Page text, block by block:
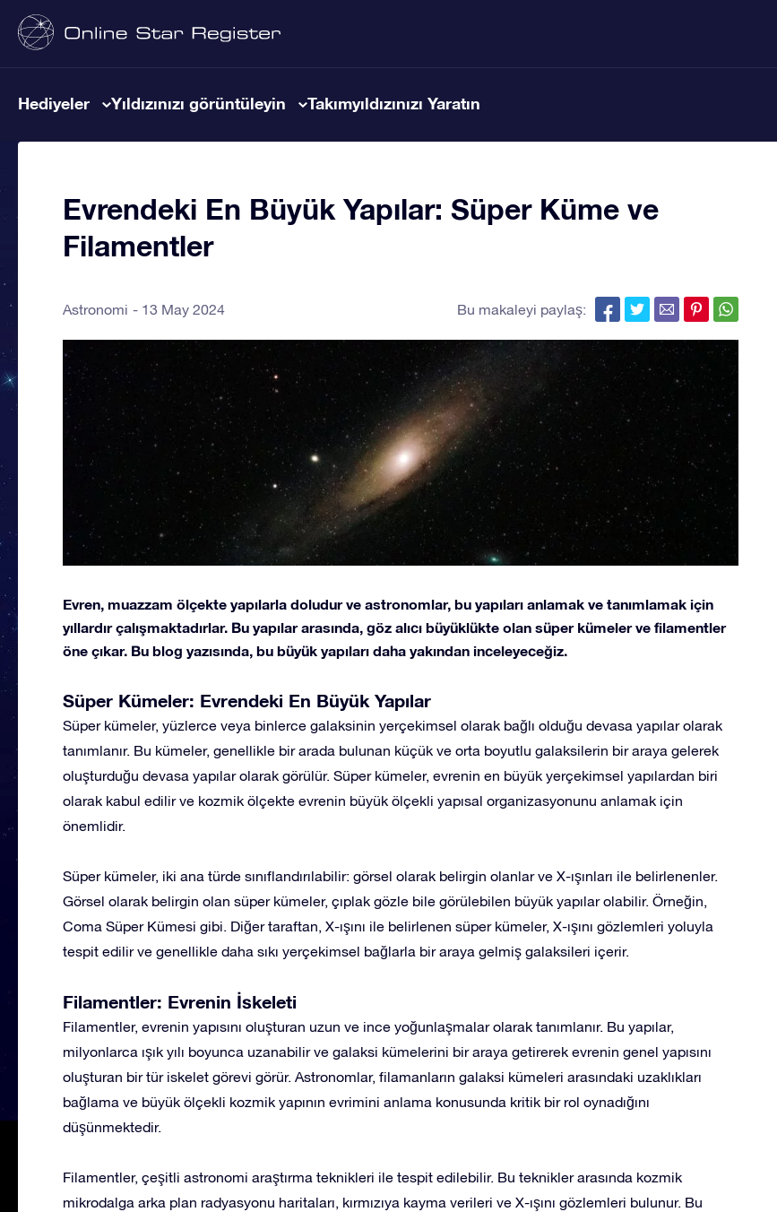
Hediyeler Yıldızınızı görüntüleyin Takımyıldızınızı Yaratın
Evrendeki En Büyük Yapılar: Süper Küme ve
Filamentler
Astronomi 13 May 2024 Bu makaleyi paylaş:
Evren, muazzam ölçekte yapılarla doludur ve astronomlar, bu yapıları anlamak ve tanımlamak için
yıllardır çalışmaktadırlar. Bu yapılar arasında, göz alıcı büyüklükte olan süper kümeler ve filamentler
öne çıkar. Bu blog yazısında, bu büyük yapıları daha yakından inceleyeceğiz.
Süper Kümeler: Evrendeki En Büyük Yapılar
Süper kümeler, yüzlerce veya binlerce galaksinin yerçekimsel olarak bağlı olduğu devasa yapılar olarak
tanımlanır. Bu kümeler, genellikle bir arada bulunan küçük ve orta boyutlu galaksilerin bir araya gelerek
oluşturduğu devasa yapılar olarak görülür. Süper kümeler, evrenin en büyük yerçekimsel yapılardan biri
olarak kabul edilir ve kozmik ölçekte evrenin büyük ölçekli yapısal organizasyonunu anlamak için
önemlidir.
Süper kümeler, iki ana türde sınıflandırılabilir: görsel olarak belirgin olanlar ve X-ışınları ile belirlenenler.
Görsel olarak belirgin olan süper kümeler, çıplak gözle bile görülebilen büyük yapılar olabilir. Örneğin,
Coma Süper Kümesi gibi. Diğer taraftan, X-ışını ile belirlenen süper kümeler, X-ışını gözlemleri yoluyla
tespit edilir ve genellikle daha sıkı yerçekimsel bağlarla bir araya gelmiş galaksileri içerir.
Filamentler: Evrenin İskeleti
Filamentler, evrenin yapısını oluşturan uzun ve ince yoğunlaşmalar olarak tanımlanır. Bu yapılar,
milyonlarca ışık yılı boyunca uzanabilir ve galaksi kümelerini bir araya getirerek evrenin genel yapısını
oluşturan bir tür iskelet görevi görür. Astronomlar, filamanların galaksi kümeleri arasındaki uzaklıkları
bağlama ve büyük ölçekli kozmik yapının evrimini anlama konusunda kritik bir rol oynadığını
düşünmektedir.
Filamentler, çeşitli astronomi araştırma teknikleri ile tespit edilebilir. Bu teknikler arasında kozmik
mikrodalga arka plan radyasyonu haritaları, kırmızıya kayma verileri ve X-ışını gözlemleri bulunur. Bu